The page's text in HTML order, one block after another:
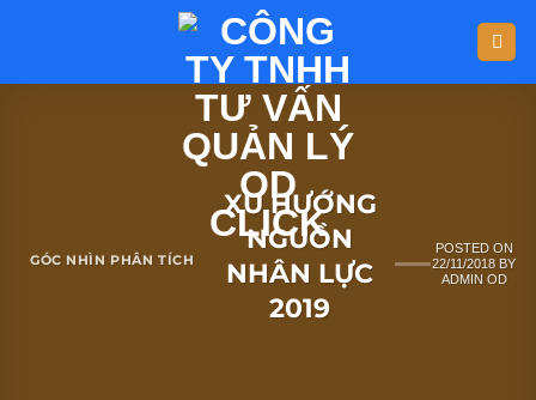
GÓC NHÌN PHÂN TÍCH
XU HƯỚNG
NGUỒN
NHÂN LỰC
2019
POSTED ON
22/11/2018 BY
ADMIN OD